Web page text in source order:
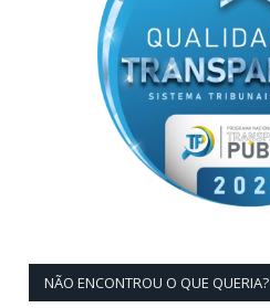
NÃO ENCONTROU O QUE QUERIA?